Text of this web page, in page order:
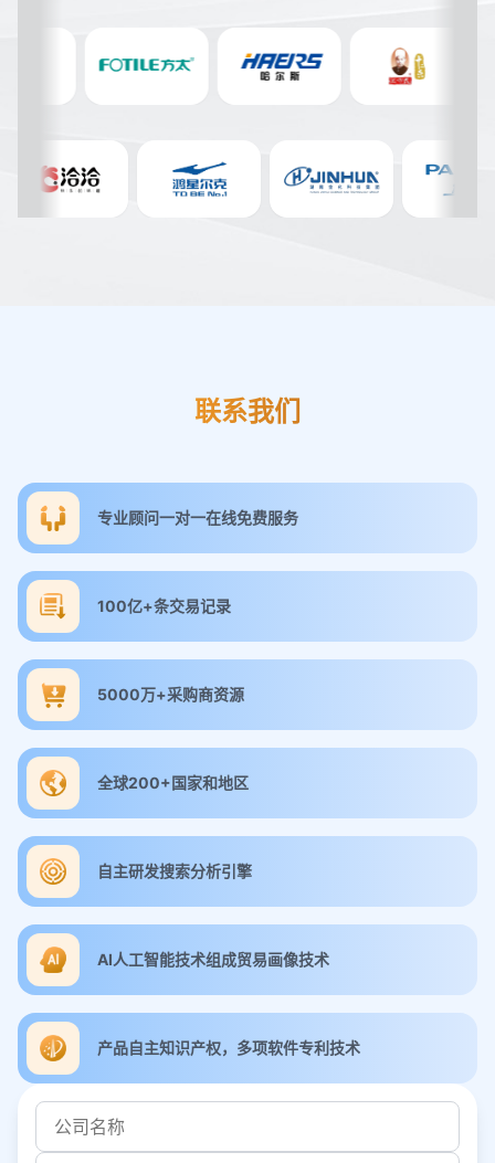
联系我们
专业顾问一对一在线免费服务
100亿+条交易记录
5000万+采购商资源
全球200+国家和地区
自主研发搜索分析引擎
AI人工智能技术组成贸易画像技术
产品自主知识产权，多项软件专利技术